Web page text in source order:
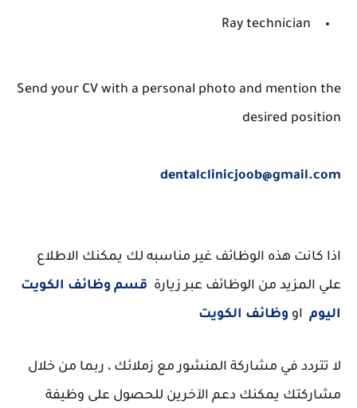
Ray technician
Send your CV with a personal photo and mention the
desired position
dentalclinicjoob@gmail.com
اذا كانت هذه الوظائف غير مناسبه لك يمكنك الاطلاع
علي المزيد من الوظائف عبر زيارة قسم وظائف الكويت
اليوم او وظائف الكويت
لا تتردد في مشاركة المنشور مع زملائك ، ربما من خلال
مشاركتك يمكنك دعم الآخرين للحصول على وظيفة